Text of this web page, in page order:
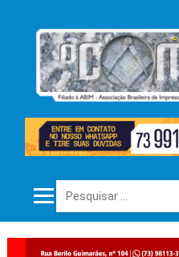
Pesquisar por: